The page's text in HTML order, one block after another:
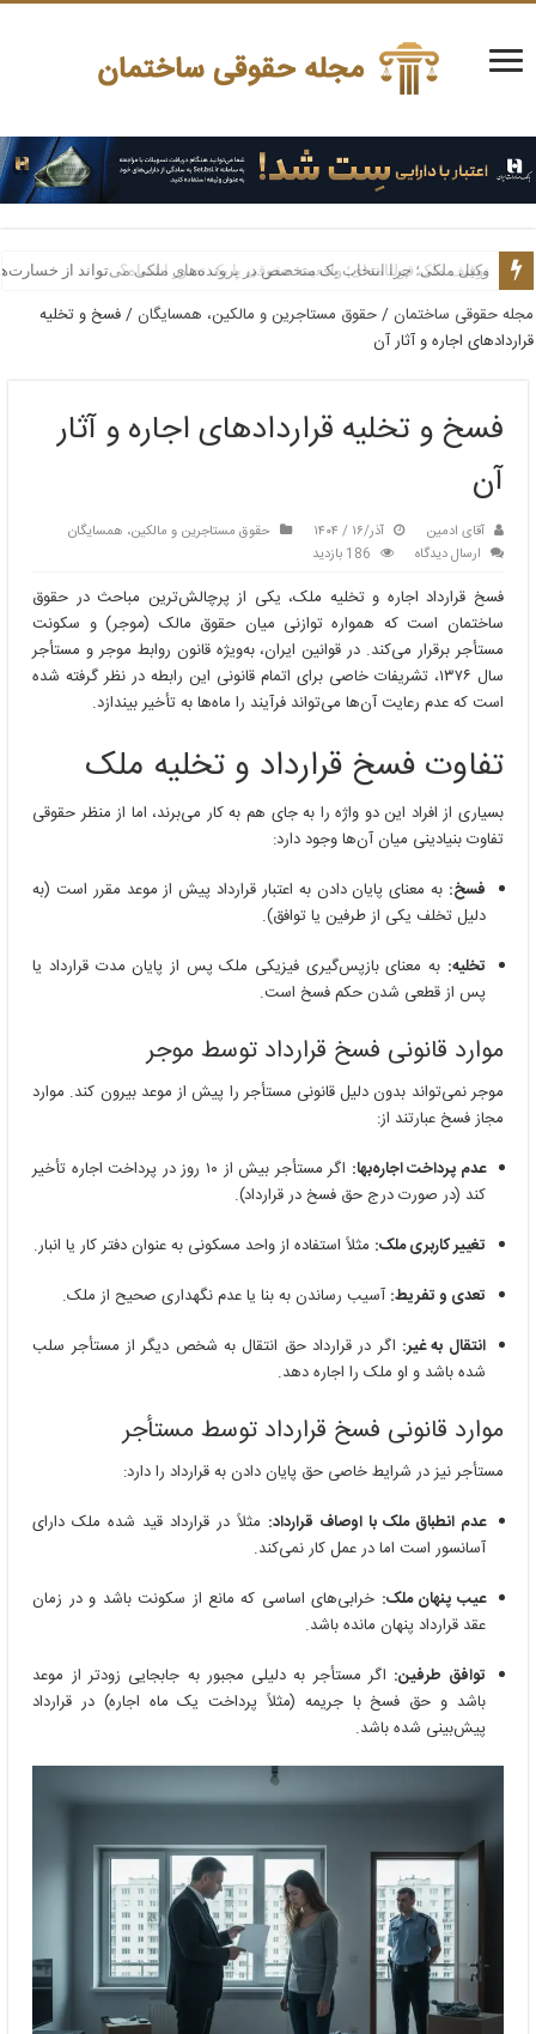
وکیل ملکی؛ چرا انتخاب یک متخصص در پرونده‌های ملکی می‌تواند از
مجله حقوقی ساختمان/حقوق مستاجرین و مالکین، همسایگان/فسخ و تخلیه
قراردادهای اجاره و آثار آن
فسخ و تخلیه قراردادهای اجاره و آثار
آن
آقای ادمین آذر/۱۶ / ۱۴۰۴
حقوق مستاجرین و مالکین، همسایگان
ارسال دیدگاه
186 بازدید
فسخ قرارداد اجاره و تخلیه ملک، یکی از پرچالش‌ترین مباحث در حقوق
ساختمان است که همواره توازنی میان حقوق مالک (موجر) و سکونت
مستأجر برقرار می‌کند. در قوانین ایران، به‌ویژه قانون روابط موجر و مستأجر
سال ۱۳۷۶، تشریفات خاصی برای اتمام قانونی این رابطه در نظر گرفته شده
است که عدم رعایت آن‌ها می‌تواند فرآیند را ماه‌ها به تأخیر بیندازد.
تفاوت فسخ قرارداد و تخلیه ملک
بسیاری از افراد این دو واژه را به جای هم به کار می‌برند، اما از منظر حقوقی
تفاوت بنیادینی میان آن‌ها وجود دارد:
فسخ: به معنای پایان دادن به اعتبار قرارداد پیش از موعد مقرر است (به
دلیل تخلف یکی از طرفین یا توافق).
تخلیه: به معنای بازپس‌گیری فیزیکی ملک پس از پایان مدت قرارداد یا
پس از قطعی شدن حکم فسخ است.
موارد قانونی فسخ قرارداد توسط موجر
موجر نمی‌تواند بدون دلیل قانونی مستأجر را پیش از موعد بیرون کند. موارد
مجاز فسخ عبارتند از:
عدم پرداخت اجاره‌بها:
اگر مستأجر بیش از ۱۰ روز در پرداخت اجاره تأخیر
کند (در صورت درج حق فسخ در قرارداد).
تغییر کاربری ملک: مثلاً استفاده از واحد مسکونی به عنوان دفتر کار یا انبار.
تعدی و تفریط: آسیب رساندن به بنا یا عدم نگهداری صحیح از ملک.
انتقال به غیر: اگر در قرارداد حق انتقال به شخص دیگر از مستأجر سلب
شده باشد و او ملک را اجاره دهد.
موارد قانونی فسخ قرارداد توسط مستأجر
مستأجر نیز در شرایط خاصی حق پایان دادن به قرارداد را دارد:
عدم انطباق ملک با اوصاف قرارداد: مثلاً در قرارداد قید شده ملک دارای
آسانسور است اما در عمل کار نمی‌کند.
عیب پنهان ملک: خرابی‌های اساسی که مانع از سکونت باشد و در زمان
عقد قرارداد پنهان مانده باشد.
توافق طرفین: اگر مستأجر به دلیلی مجبور به جابجایی زودتر از موعد
باشد و حق فسخ با جریمه (مثلاً پرداخت یک ماه اجاره) در قرارداد
پیش‌بینی شده باشد.